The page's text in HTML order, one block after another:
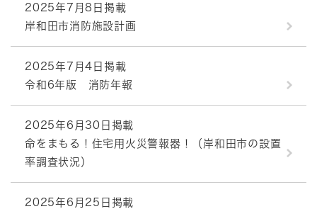
2025年7月8日掲載
岸和田市消防施設計画
2025年7月4日掲載
令和6年版 消防年報
2025年6月30日掲載
命をまもる！住宅用火災警報器！（岸和田市の設置
率調査状況）
2025年6月25日掲載